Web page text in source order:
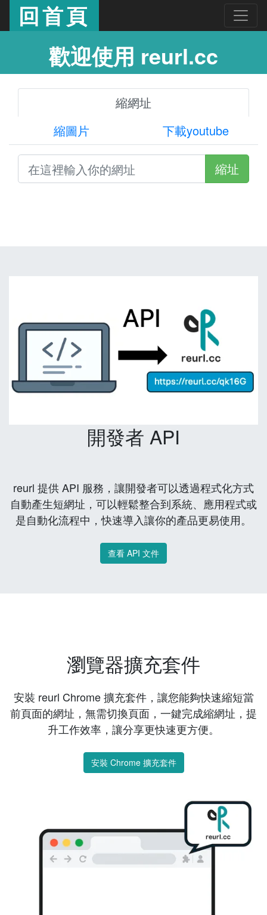
回首頁
歡迎使用 reurl.cc
縮網址
縮圖片
下載youtube
縮址
開發者 API
reurl 提供 API 服務，讓開發者可以透過程式化方式
自動產生短網址，可以輕鬆整合到系統、應用程式或
是自動化流程中，快速導入讓你的產品更易使用。
查看 API 文件
瀏覽器擴充套件
安裝 reurl Chrome 擴充套件，讓您能夠快速縮短當
前頁面的網址，無需切換頁面，一鍵完成縮網址，提
升工作效率，讓分享更快速更方便。
安裝 Chrome 擴充套件